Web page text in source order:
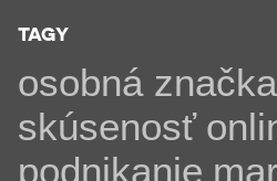
TAGY
osobná značka
skúsenosť
podnikanie